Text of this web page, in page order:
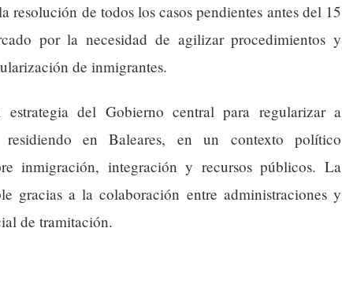
de todos los casos pendientes antes del 15
por la necesidad de agilizar procedimientos y
de inmigrantes.
estrategia del Gobierno central para regularizar a
en Baleares, en un contexto político
inmigración, integración y recursos públicos. La
gracias a la colaboración entre administraciones y
de tramitación.